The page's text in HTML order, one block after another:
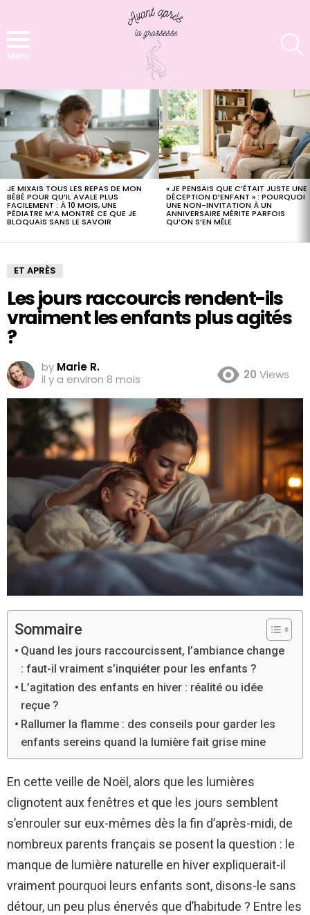
Menu
LATEST
STORIES
JE MIXAIS TOUS LES REPAS DE MON
BÉBÉ POUR QU’IL AVALE PLUS
FACILEMENT : À 10 MOIS, UNE
PÉDIATRE M’A MONTRÉ CE QUE JE
BLOQUAIS SANS LE SAVOIR
« JE PENSAIS QUE C’ÉTAIT JUSTE UNE
DÉCEPTION D’ENFANT » : POURQUOI
UNE NON-INVITATION À UN
ANNIVERSAIRE MÉRITE PARFOIS
QU’ON S’EN MÊLE
ET APRÈS
Les jours raccourcis rendent-ils
vraiment les enfants plus agités
?
by Marie R.
il y a environ 8 mois
20 Views
Sommaire
Quand les jours raccourcissent, l’ambiance change
: faut-il vraiment s’inquiéter pour les enfants ?
L’agitation des enfants en hiver : réalité ou idée
reçue ?
Rallumer la flamme : des conseils pour garder les
enfants sereins quand la lumière fait grise mine
En cette veille de Noël, alors que les lumières
clignotent aux fenêtres et que les jours semblent
s’enrouler sur eux-mêmes dès la fin d’après-midi, de
nombreux parents français se posent la question : le
manque de lumière naturelle en hiver expliquerait-il
vraiment pourquoi leurs enfants sont, disons-le sans
détour, un peu plus énervés que d’habitude ? Entre les